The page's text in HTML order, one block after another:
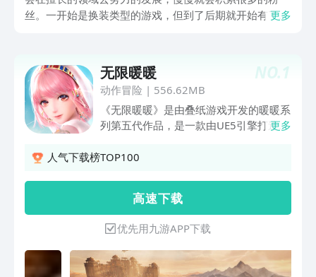
丝。一开始是换装类型的游戏，但到了后期就开始有了很
更多
NO.1
无限暖暖
动作冒险 | 556.62MB
《无限暖暖》是由叠纸游戏开发的暖暖系
列第五代作品，是一款由UE5引擎打造的
的冒险之旅。暖暖将与大喵一起，利用奇
主线终章现已开启，全新区域“磐城”开放
探索。金色庆典的幻梦涌动，巨人文明的
回音飘荡……启程吧，奔赴黄金之乡的邀
约，跟随轮回之印的指引，见证伊赞命运
的终局！【开放世界】以奇想探索，每一
更多
人气下载榜TOP100
高 速 下 载
优先用九游APP下载